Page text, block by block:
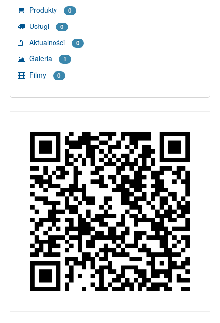
Produkty 0
Usługi 0
Aktualności 0
Galeria 1
Filmy 0